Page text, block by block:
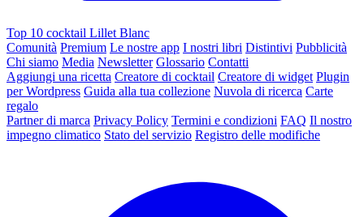
Top 10 cocktail Lillet Blanc
Comunità Premium Le nostre app I nostri libri Distintivi Pubblicità
Chi siamo Media Newsletter Glossario Contatti
Aggiungi una ricetta Creatore di cocktail Creatore di widget Plugin
per Wordpress Guida alla tua collezione Nuvola di ricerca Carte
regalo
Partner di marca Privacy Policy Termini e condizioni FAQ Il nostro
impegno climatico Stato del servizio Registro delle modifiche